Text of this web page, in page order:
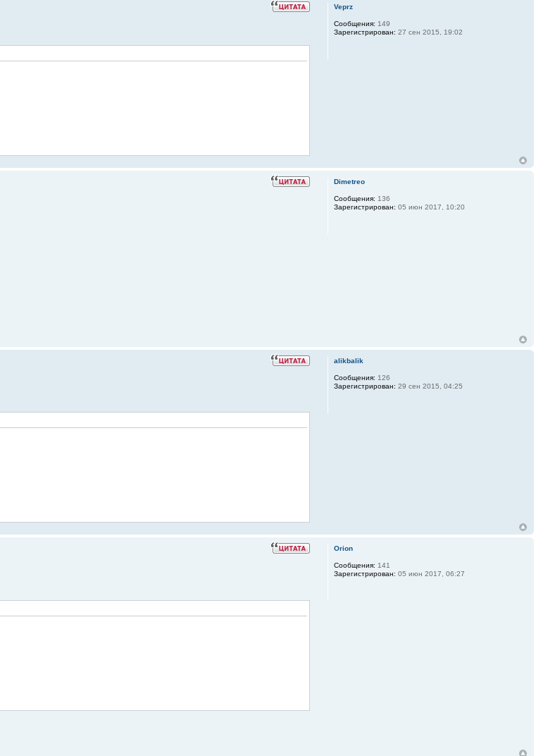
Veprz
Сообщения: 149
Зарегистрирован: 27 сен 2015, 19:02
Dimetreo
Сообщения: 136
Зарегистрирован: 05 июн 2017, 10:20
alikbalik
Сообщения: 126
Зарегистрирован: 29 сен 2015, 04:25
Orion
Сообщения: 141
Зарегистрирован: 05 июн 2017, 06:27